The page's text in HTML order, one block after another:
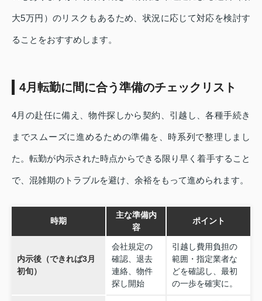
大5万円）のリスクもあるため、状況に応じて対応を検討す
ることをおすすめします。
4月転勤に間に合う準備のチェックリスト
4月の赴任に備え、物件探しから契約、引越し、各種手続き
までスムーズに進めるための準備を、時系列で整理しまし
た。転勤が内示された時点からできる限り早く着手すること
で、混雑期のトラブルを避け、余裕をもって進められます。
時期
主な準備内
容
ポイント
内示後（できれば3月
初旬）
会社規定の
確認、退去
連絡、物件
探し開始
引越し費用負担の
範囲・指定業者な
どを確認し、最初
の一歩を確実に。